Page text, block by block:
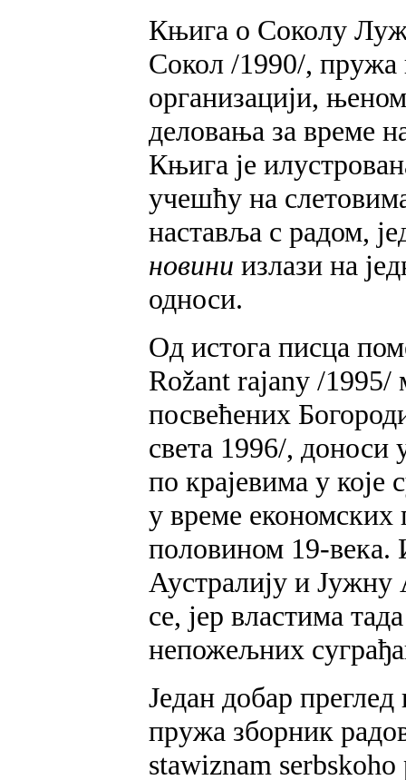
Књига о Соколу
Сокол /1990/, пружа
организацији,
деловања за време
Књига је
учешћу на
наставља с радом,
новини излази на
односи.
Од истога писца
Rožant rajany /1995/
посвећених
света 1996/, доноси
по крајевима у
у време
половином 19-века.
Аустралију и
се, јер властима
непожељних
Један добар
пружа зборник
stawiznam